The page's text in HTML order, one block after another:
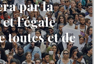
par la
l’égale
toutes et de